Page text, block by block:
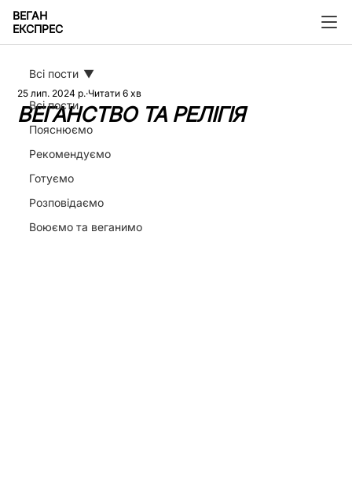
ВЕГАН
ЕКСПРЕС
Всі пости
Пояснюємо
Рекомендуємо
Готуємо
Розповідаємо
Воюємо та веганимо
Всі пости
ВЕГАНСТВО ТА РЕЛІГІЯ
25 лип. 2024 р. Читати 6 хв